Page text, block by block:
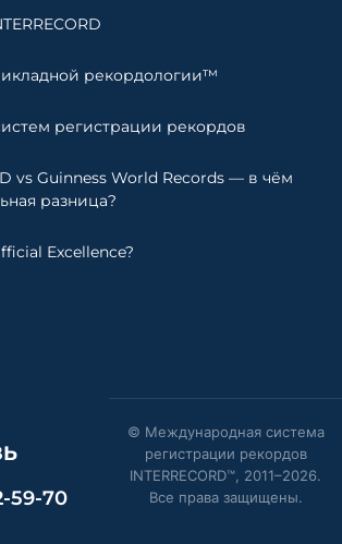
рекордологии™
регистрации рекордов
vs Guinness World Records — в чём
разница?
Excellence?
59-70
© Международная система
регистрации рекордов
INTERRECORD™, 2011–2026.
Все права защищены.